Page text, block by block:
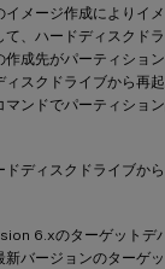
イメージ作成によりイ
て、ハードディスクド
作成先がパーティショ
ィスクドライブから再
マンドでパーティショ
ディスクドライブか
6.xのターゲットデ
新バージョンのターゲ